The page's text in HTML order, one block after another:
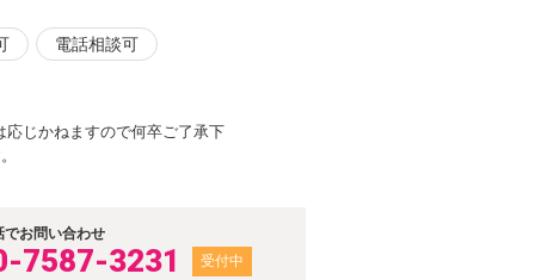
電話相談可
じかねますので何卒ご了承下
でお問い合わせ
7587-3231 受付中